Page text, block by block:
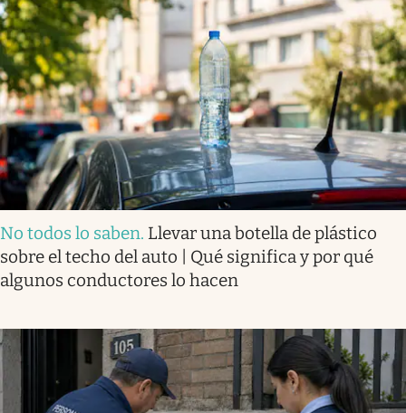
No todos lo saben. Llevar una botella de plástico
sobre el techo del auto | Qué significa y por qué
algunos conductores lo hacen